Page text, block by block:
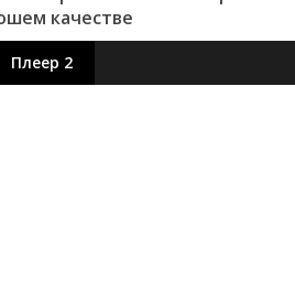
качестве
Плеер 2